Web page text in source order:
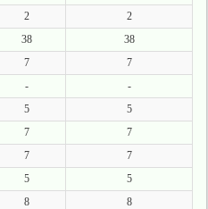
2
2
38
38
7
7
-
-
5
5
7
7
7
7
5
5
8 8